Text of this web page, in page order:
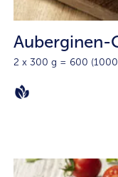
Auberginen-
2 x 300 g = 600